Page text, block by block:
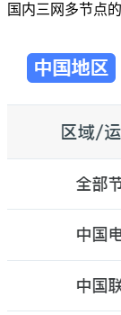
国内三网多节点